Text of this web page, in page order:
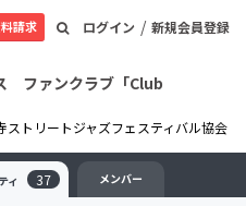
ログイン / 新規会員登録
請求
ファンクラブ「Club
ストリートジャズフェスティバル協会
ィ 37 メンバー